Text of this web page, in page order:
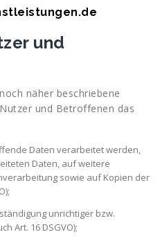
und
näher beschriebene
und Betroffenen das
Daten verarbeitet werden,
Daten, auf weitere
sowie auf Kopien der
unrichtiger bzw.
Art. 16 DSGVO);